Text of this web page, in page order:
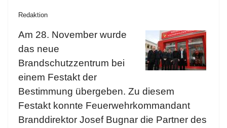
Redaktion
Am 28. November wurde
das neue
Brandschutzzentrum bei
einem Festakt der
Bestimmung übergeben. Zu diesem
Festakt konnte Feuerwehrkommandant
Branddirektor Josef Bugnar die Partner des